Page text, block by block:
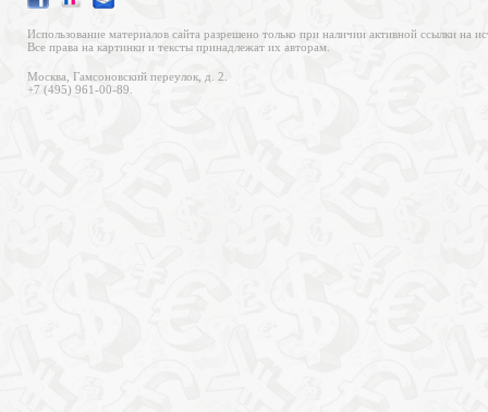
Использование материалов сайта разрешено только при наличии активной ссылки на
Все права на картинки и тексты принадлежат их авторам.
Москва, Гамсоновский переулок, д. 2.
+7 (495) 961-00-89.